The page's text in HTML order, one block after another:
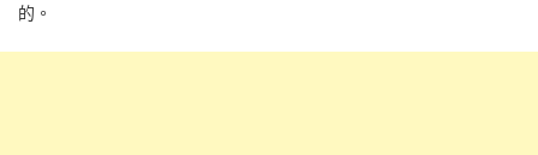
的。